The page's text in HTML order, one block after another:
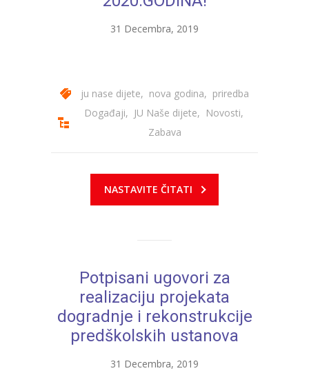
---- Poletarac
---- Snjeguljica
-- Stručni tim
-- Galerija
-- Dokumenti
-- COVID-19 Procedure
31 Decembra, 2019
ju nase dijete, nova godina, priredba
Događaji, JU Naše dijete, Novosti,
Zabava
NASTAVITE ČITATI
Potpisani ugovori za
realizaciju projekata
dogradnje i rekonstrukcije
predškolskih ustanova
31 Decembra, 2019